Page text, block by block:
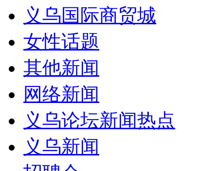
义乌国际商贸城
女性话题
其他新闻
网络新闻
义乌论坛新闻热点
义乌新闻